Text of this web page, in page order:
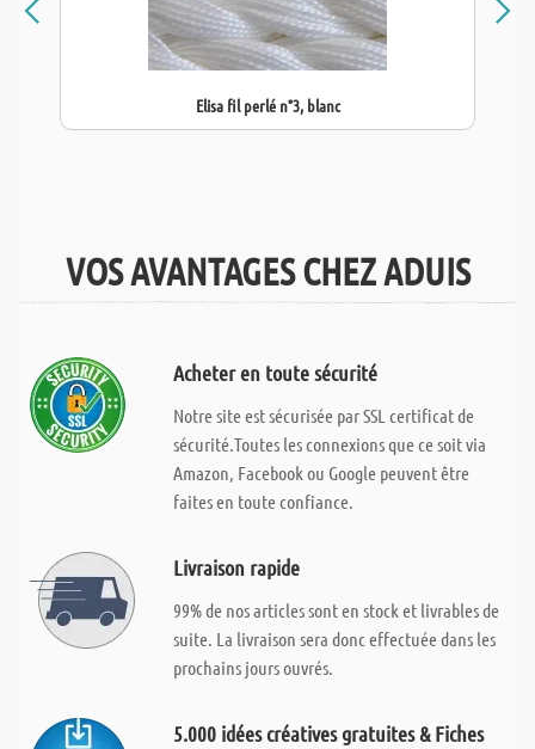
Elisa fil perlé n°3, blanc
VOS AVANTAGES CHEZ ADUIS
Acheter en toute sécurité
Notre site est sécurisée par SSL certificat de
sécurité.Toutes les connexions que ce soit via
Amazon, Facebook ou Google peuvent être
faites en toute confiance.
Livraison rapide
99% de nos articles sont en stock et livrables de
suite. La livraison sera donc effectuée dans les
prochains jours ouvrés.
5.000 idées créatives gratuites & Fiches